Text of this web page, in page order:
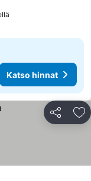
Katso hinnat
Jaa